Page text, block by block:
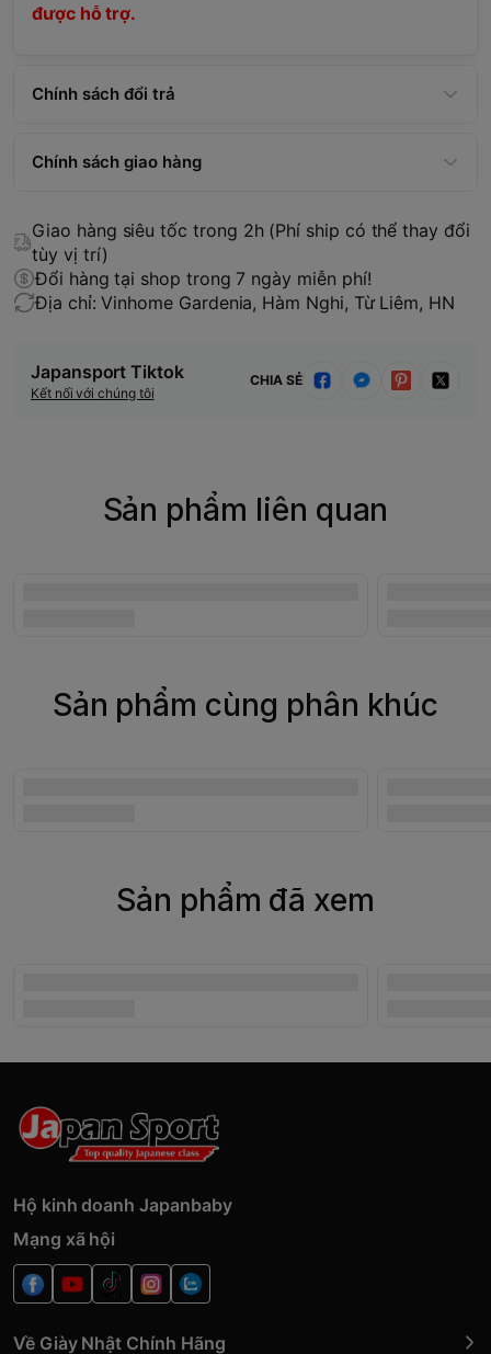
được hỗ trợ.
Chính sách đổi trả
Chính sách giao hàng
Giao hàng siêu tốc trong 2h (Phí ship có thể thay đổi
tùy vị trí)
Đổi hàng tại shop trong 7 ngày miễn phí!
Địa chỉ: Vinhome Gardenia, Hàm Nghi, Từ Liêm, HN
Japansport Tiktok
Kết nối với chúng tôi
CHIA SẺ
Sản phẩm liên quan
Sản phẩm cùng phân khúc
Sản phẩm đã xem
Hộ kinh doanh Japanbaby
Mạng xã hội
Về Giày Nhật Chính Hãng